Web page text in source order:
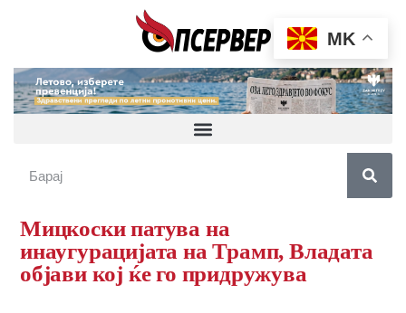
Мицкоски патува на
инаугурацијата на Трамп, Владата
објави кој ќе го придружува
MK